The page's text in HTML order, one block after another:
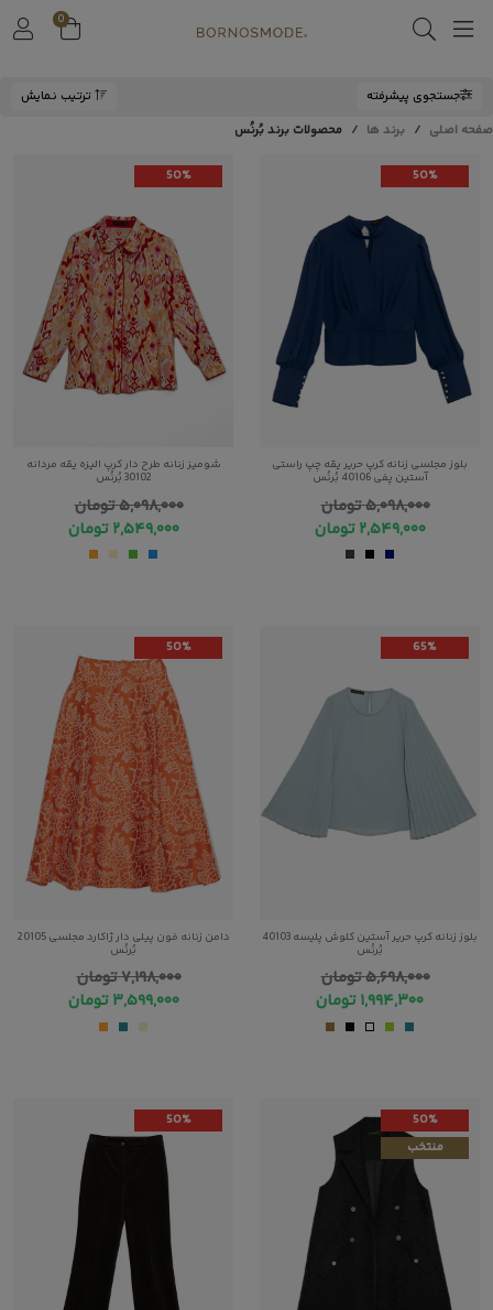
0
جستجوی پیشرفته
ترتیب نمایش
صفحه اصلی
برند ها محصولات برند بُرنُس
50%
بلوز مجلسی زنانه کرپ حریر یقه چپ راستی
آستین پفی 40106 بُرنُس
۵,۰۹۸,۰۰۰تومان
۲,۵۴۹,۰۰۰ تومان
50%
شومیز زنانه طرح دار کرپ الیزه یقه مردانه
30102 بُرنُس
۵,۰۹۸,۰۰۰تومان
۲,۵۴۹,۰۰۰ تومان
65%
بلوز زنانه کرپ حریر آستین کلوش پلیسه 40103
بُرنُس
۵,۶۹۸,۰۰۰تومان
۱,۹۹۴,۳۰۰تومان
50%
دامن زنانه فون پیلی دار ژاکارد مجلسی 20105
بُرنُس
۷,۱۹۸,۰۰۰تومان
۳,۵۹۹,۰۰۰ تومان
50%
منتخب
50%